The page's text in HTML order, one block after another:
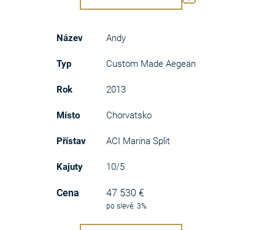
Andy
Custom Made Aegean
2013
Chorvatsko
ACI Marina Split
10/5
47 530 €
po slevě: 3%